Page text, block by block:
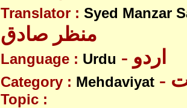
Translator : Syed Manzar
منظر صادق
Language : Urdu - اردو
Category : Mehdaviyat
Topic :